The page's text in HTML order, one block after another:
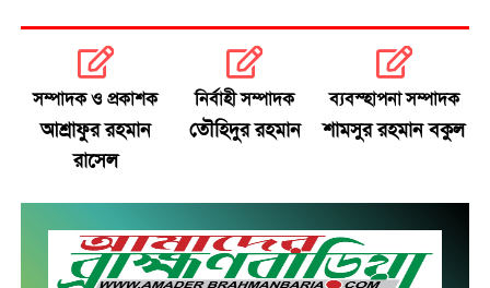
নতুন বিদেশি কোচের খোঁজে বিসিবি
শীর্ষ মাদক কারবারিদের তালিকা প্রস্তুত করা হচ্ছে:
সিলেটে দুই বাসের মুখোমুখি সংঘর্ষে নিহত ৯
সম্পাদক ও প্রকাশক
আশ্রাফুর রহমান
রাসেল
নির্বাহী সম্পাদক
তৌহিদুর রহমান
ব্যবস্হাপনা সম্পাদক
শামসুর রহমান বকুল